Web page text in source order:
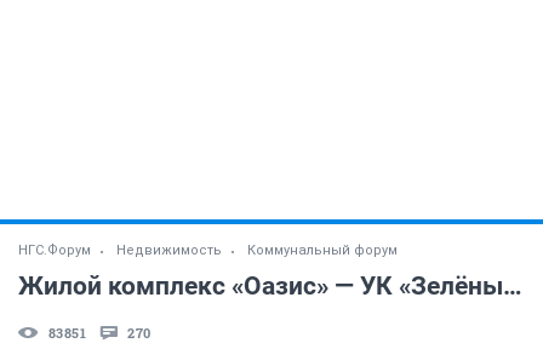
НГС.Форум Недвижимость Коммунальный форум
Жилой комплекс «Оазис» — УК «Зелёный город»
83851 270